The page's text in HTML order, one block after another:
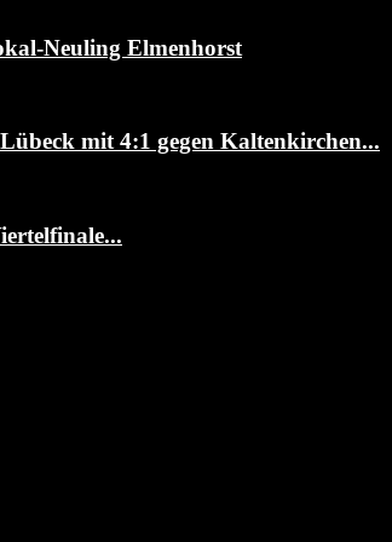
Neuling Elmenhorst
mit 4:1 gegen Kaltenkirchen...